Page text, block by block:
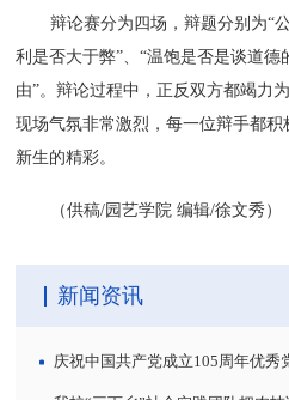
辩论赛分为四场，辩题分别为“
利是否大于弊”、“温饱是否是谈道德
由”。辩论过程中，正反双方都竭力
现场气氛非常激烈，每一位辩手都
新生的精彩。
（供稿/园艺学院 编辑/徐文秀）
新闻资讯
庆祝中国共产党成立105周年优秀